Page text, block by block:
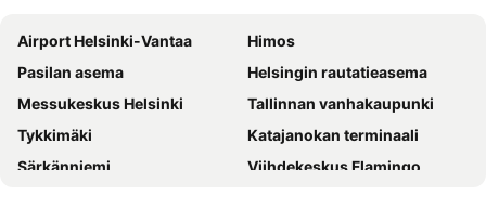
Comfort Hotel Helsinki Airport
Hilton Helsinki Airport
Scandic Hakaniemi
Scandic Kallio
Holiday Inn Helsinki - Expo By Ihg
Scandic Pasila
Original Sokos Hotel Tripla
Scandic Kaisaniemi
Crowne Plaza Helsinki - Hesperia By Ihg
Lapland Hotels Bulevardi
Airport Helsinki-Vantaa
Himos
Pasilan asema
Helsingin rautatieasema
Messukeskus Helsinki
Tallinnan vanhakaupunki
Tykkimäki
Katajanokan terminaali
Särkänniemi
Viihdekeskus Flamingo